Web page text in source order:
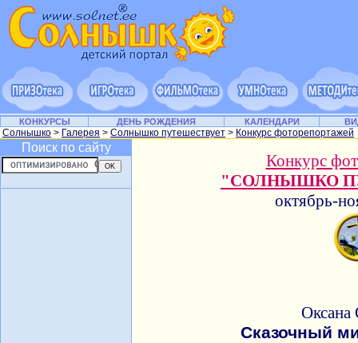
КОНКУРСЫ ДЕНЬ РОЖДЕНИЯ КАЛЕНДАРИ
Солнышко > Галерея > Солнышко путешествует > Конкурс фоторепортажей
Поиск по сайту
Конкурс
"СОЛНЫШКО
октябрь-
Оксана
Сказочный